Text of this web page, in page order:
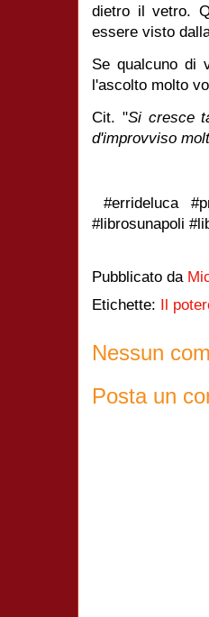
dietro il vetro.
essere visto
Se qualcuno di
l'ascolto molto
Cit. "Si cresce
d'improvviso
#errideluca
#librosunapoli
Pubblicato da
Etichette: Il
Nessun
Posta un